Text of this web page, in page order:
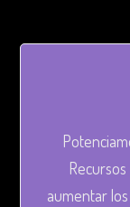
aumentar